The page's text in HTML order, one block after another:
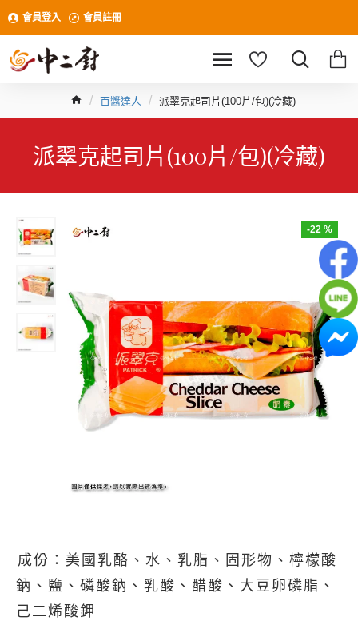
會員登入 會員註冊
百醬達人 派翠克起司片(100片/包)(冷藏)
派翠克起司片(100片/包)(冷藏)
-22 %
成份：美國乳酪、水、乳脂、固形物、檸檬酸
鈉、鹽、磷酸鈉、乳酸、醋酸、大豆卵磷脂、
己二烯酸鉀